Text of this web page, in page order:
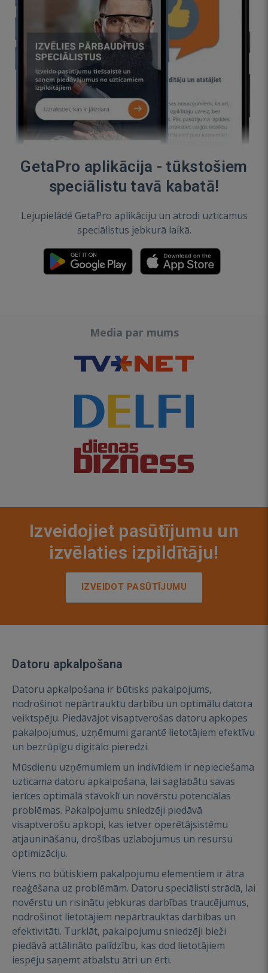
GetaPro aplikācija - tūkstošiem
speciālistu tavā kabatā!
Lejupielādē GetaPro aplikāciju un atrodi uzticamus
speciālistus jebkurā laikā.
Media par mums
Izveidojiet pasūtījumu un
izvēlaties izpildītāju!
IZVEIDOT PASŪTĪJUMU
Datoru apkalpošana
Datoru apkalpošana ir būtisks pakalpojums,
nodrošinot nepārtrauktu darbību un optimālu datora
veiktspēju. Piedāvājot visaptverošas datoru apkopes
pakalpojumus, uzņēmumi garantē lietotājiem efektīvu
un bezrūpīgu digitālo pieredzi.
Mūsdienu uzņēmumiem un indivīdiem ir nepieciešama
uzticama datoru apkalpošana, lai saglabātu savas
ierīces optimālā stāvoklī un novērstu potenciālas
problēmas. Pakalpojumu sniedzēji piedāvā
visaptverošu apkopi, kas ietver operētājsistēmu
atjaunināšanu, drošības uzlabojumus un resursu
optimizāciju.
Viens no būtiskiem pakalpojumu elementiem ir ātra
reaģēšana uz problēmām. Datoru speciālisti strādā, lai
novērstu un risinātu jebkuras darbības traucējumus,
nodrošinot lietotājiem nepārtrauktas darbības un
efektivitāti. Turklāt, pakalpojumu sniedzēji bieži
piedāvā attālināto palīdzību, kas dod lietotājiem
iespēju saņemt atbalstu ātri un ērti.